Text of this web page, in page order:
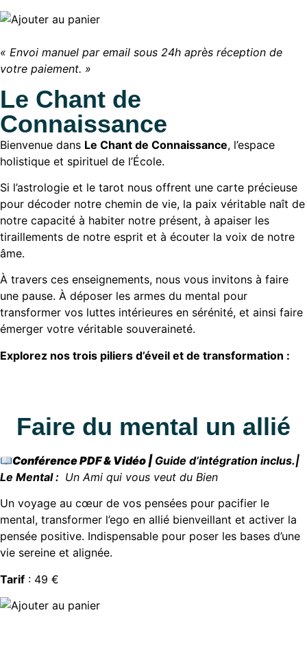
« Envoi manuel par email sous 24h après réception de
votre paiement. »
Le Chant de
Connaissance
Bienvenue dans Le Chant de Connaissance, l’espace
holistique et spirituel de l’École.
Si l’astrologie et le tarot nous offrent une carte précieuse
pour décoder notre chemin de vie, la paix véritable naît de
notre capacité à habiter notre présent, à apaiser les
tiraillements de notre esprit et à écouter la voix de notre
âme.
À travers ces enseignements, nous vous invitons à faire
une pause. À déposer les armes du mental pour
transformer vos luttes intérieures en sérénité, et ainsi faire
émerger votre véritable souveraineté.
Explorez nos trois piliers d’éveil et de transformation :
Faire du mental un allié
Conférence PDF & Vidéo |Guide d’intégration inclus.|
Le Mental : Un Ami qui vous veut du Bien
Un voyage au cœur de vos pensées pour pacifier le
mental, transformer l’ego en allié bienveillant et activer la
pensée positive. Indispensable pour poser les bases d’une
vie sereine et alignée.
Tarif : 49 €